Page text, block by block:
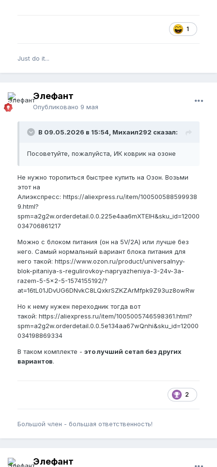
1
Just do it...
Элефант
Опубликовано 9 мая
В 09.05.2026 в 15:54, Михаил292 сказал:
Посоветуйте, пожалуйста, ИК коврик на озоне
Не нужно торопиться быстрее купить на Озон. Возьми
этот на
Алиэкспресс: https://aliexpress.ru/item/100500588599938
9.html?
spm=a2g2w.orderdetail.0.0.225e4aa6mXTElH&sku_id=12000
034706861217
Можно с блоком питания (он на 5V/2A) или лучше без
него. Самый нормальный вариант блока питания для
него такой: https://www.ozon.ru/product/universalnyy-
blok-pitaniya-s-regulirovkoy-napryazheniya-3-24v-3a-
razem-5-5x2-5-1574155192/?
at=16tL01JDvUG6DNvkC8LQxkrSZKZArMfpk9Z93uz8owRw
Но к нему нужен переходник тогда вот
такой: https://aliexpress.ru/item/1005005746598361.html?
spm=a2g2w.orderdetail.0.0.5e134aa67wQnhi&sku_id=12000
034198869334
В таком комплекте - это лучший сетап без других
вариантов.
2
Большой член - большая ответственность!
Элефант